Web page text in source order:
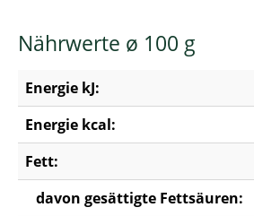
Nährwerte ø 100 g
Energie kJ:
Energie kcal:
Fett:
davon gesättigte Fettsäuren: